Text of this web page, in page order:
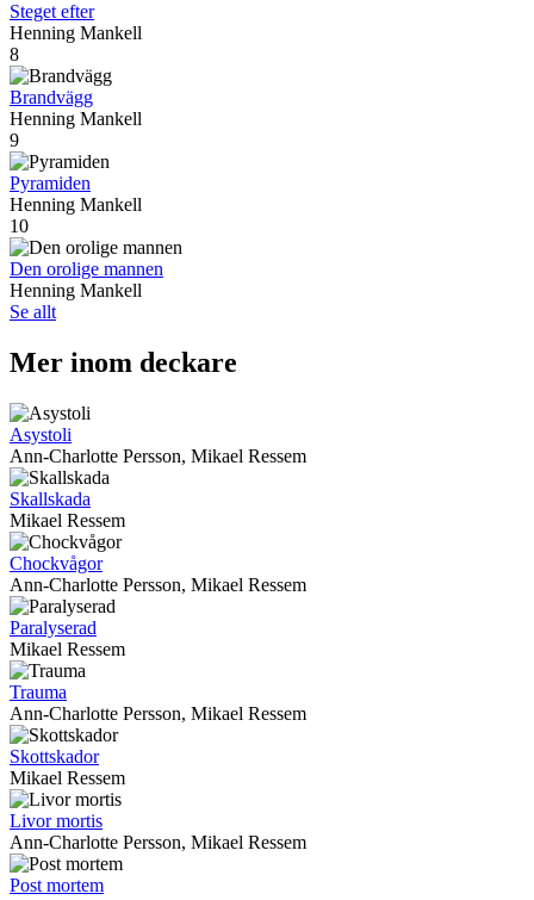
Steget efter
Henning Mankell
8
Brandvägg
Henning Mankell
9
Pyramiden
Henning Mankell
10
Den orolige mannen
Henning Mankell
Se allt
Mer inom deckare
Asystoli
Ann-Charlotte Persson, Mikael Ressem
Skallskada
Mikael Ressem
Chockvågor
Ann-Charlotte Persson, Mikael Ressem
Paralyserad
Mikael Ressem
Trauma
Ann-Charlotte Persson, Mikael Ressem
Skottskador
Mikael Ressem
Livor mortis
Ann-Charlotte Persson, Mikael Ressem
Post mortem